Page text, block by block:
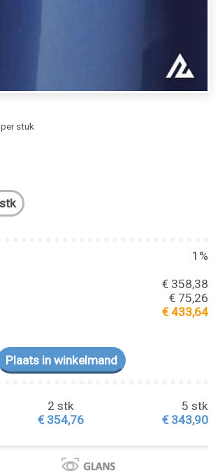
per stuk
1%
€ 358,38
€ 75,26
€ 433,64
2 stk
€ 354,76
5 stk
€ 343,90